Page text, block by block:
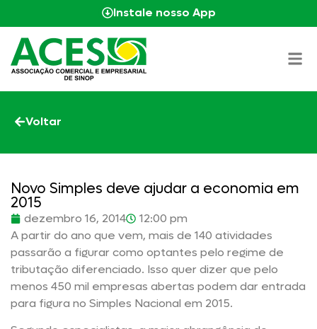
Instale nosso App
Voltar
Novo Simples deve ajudar a economia em
2015
dezembro 16, 2014
12:00 pm
A partir do ano que vem, mais de 140 atividades
passarão a figurar como optantes pelo regime de
tributação diferenciado. Isso quer dizer que pelo
menos 450 mil empresas abertas podem dar entrada
para figura no Simples Nacional em 2015.